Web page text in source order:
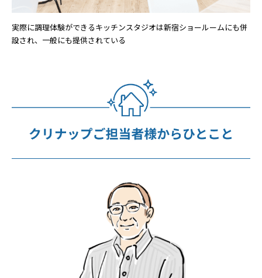
実際に調理体験ができるキッチンスタジオは新宿ショールームにも併
設され、一般にも提供されている